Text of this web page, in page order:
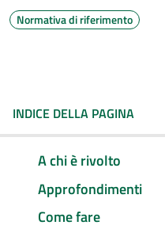
Normativa di riferimento
INDICE DELLA PAGINA
A chi è rivolto
Approfondimenti
Come fare